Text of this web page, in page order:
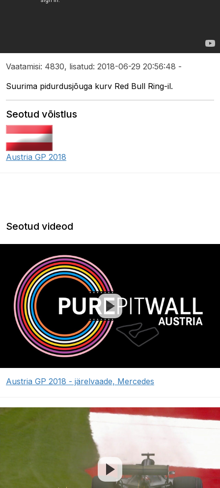
Vaatamisi: 4830, lisatud: 2018-06-29 20:56:48 -
Suurima pidurdusjõuga kurv Red Bull Ring-il.
Seotud võistlus
Austria GP 2018
Seotud videod
Austria GP 2018 - järelvaade, Mercedes